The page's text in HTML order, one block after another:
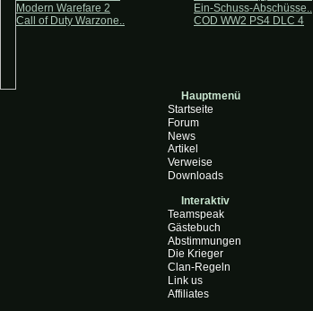
Modern Warefare 2
Call of Duty Warzone..
Ein-Schuss-Abschüsse..
COD WW2 PS4 DLC 4
Hauptmenü
Startseite
Forum
News
Artikel
Verweise
Downloads
Interaktiv
Teamspeak
Gästebuch
Abstimmungen
Die Krieger
Clan-Regeln
Link us
Affiliates